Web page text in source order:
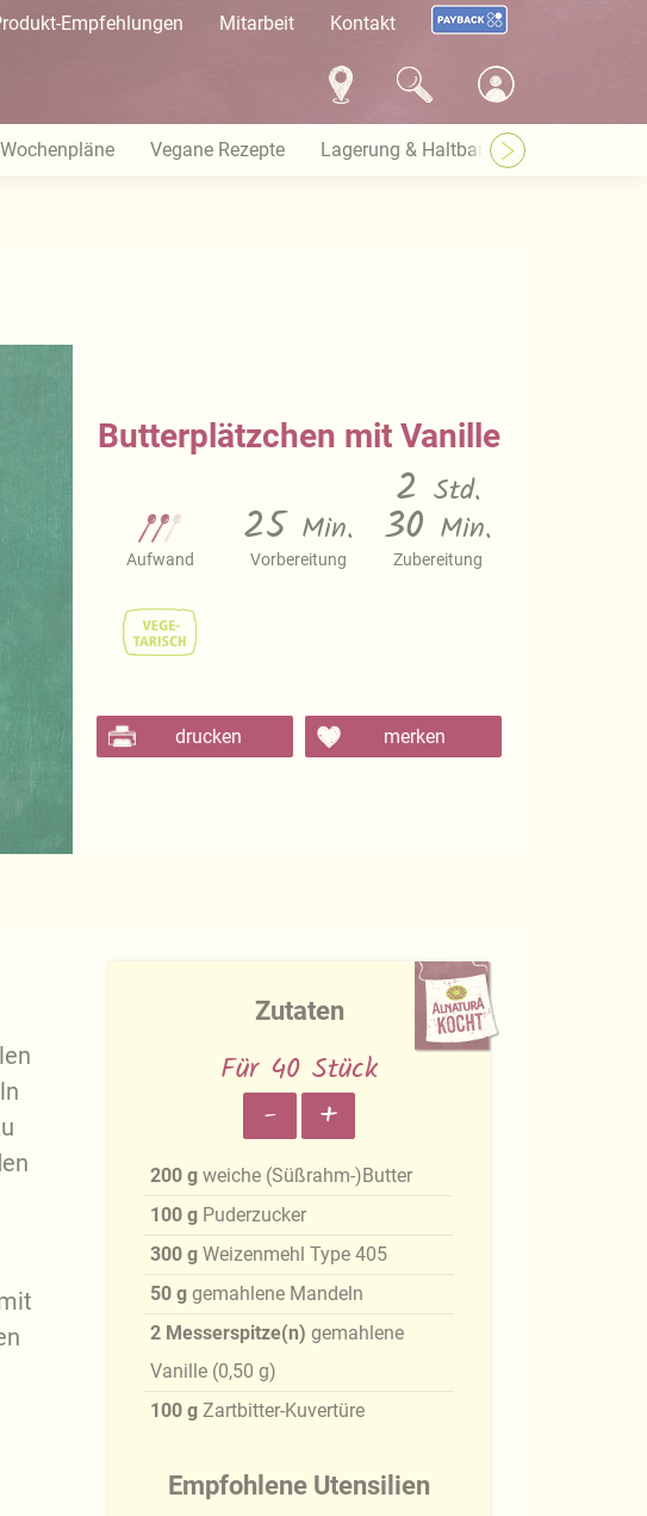
Empfehlungen Mitarbeit Kontakt
Vegane Rezepte Lagerung & Haltbarkeit
Butterplätzchen mit Vanille
Aufwand
25 Min.
Vorbereitung
2 Std.
30 Min.
Zubereitung
drucken merken
Zutaten
Für 40 Stück
- +
200 g weiche (Süßrahm-)Butter
100 g Puderzucker
300 g Weizenmehl Type 405
50 g gemahlene Mandeln
2 Messerspitze(n) gemahlene
Vanille (0,50 g)
100 g Zartbitter-Kuvertüre
Empfohlene Utensilien